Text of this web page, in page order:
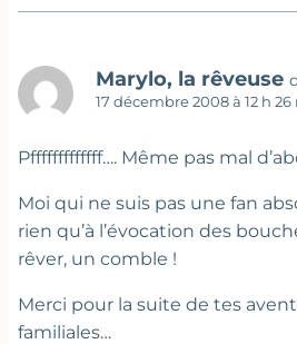
Marylo, la rêveuse
17 décembre 2008 à 12 h
Pfffffffffffff…. Même pas mal
Moi qui ne suis pas une fan
rien qu’à l’évocation des
rêver, un comble !
Merci pour la suite de tes
familiales…